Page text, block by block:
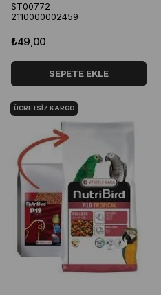
ST00772
2110000002459
₺49,00
SEPETE EKLE
ÜCRETSIZ KARGO